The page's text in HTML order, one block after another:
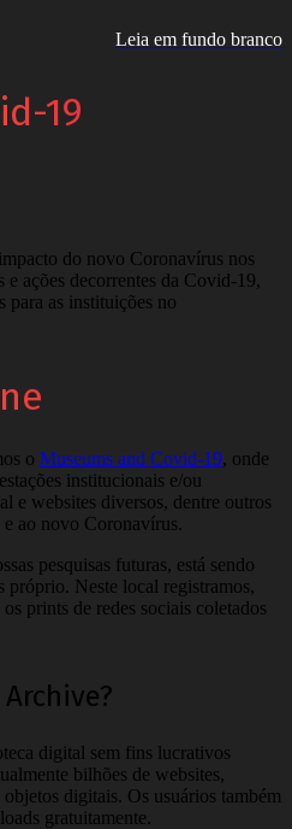
Leia em fundo branco
19
do novo Coronavírus nos
e ações decorrentes da Covid-19,
para as instituições no
o Museums and Covid-19, onde
institucionais e/ou
e websites diversos, dentre outros
e ao novo Coronavírus.
pesquisas futuras, está sendo
próprio. Neste local registramos,
prints de redes sociais coletados
digital sem fins lucrativos
bilhões de websites,
digitais. Os usuários também
gratuitamente.